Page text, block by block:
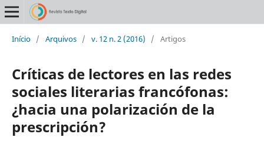
Início / Arquivos / v. 12 n. 2 (2016) / Artigos
Críticas de lectores en las redes
sociales literarias francófonas:
¿hacia una polarización de la
prescripción?